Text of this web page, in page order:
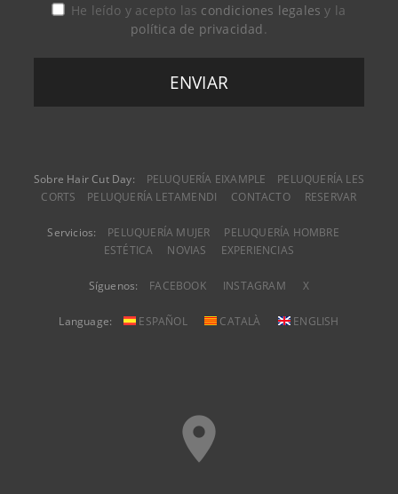
He leído y acepto las condiciones legales y la
política de privacidad .
Sobre Hair Cut Day: PELUQUERÍA EIXAMPLE
PELUQUERÍA LES
CORTS
PELUQUERÍA LETAMENDI CONTACTO RESERVAR
Servicios: PELUQUERÍA MUJER
PELUQUERÍA HOMBRE
ESTÉTICA
NOVIAS EXPERIENCIAS
Síguenos: FACEBOOK INSTAGRAM X
Language: ESPAÑOL CATALÀ ENGLISH
place